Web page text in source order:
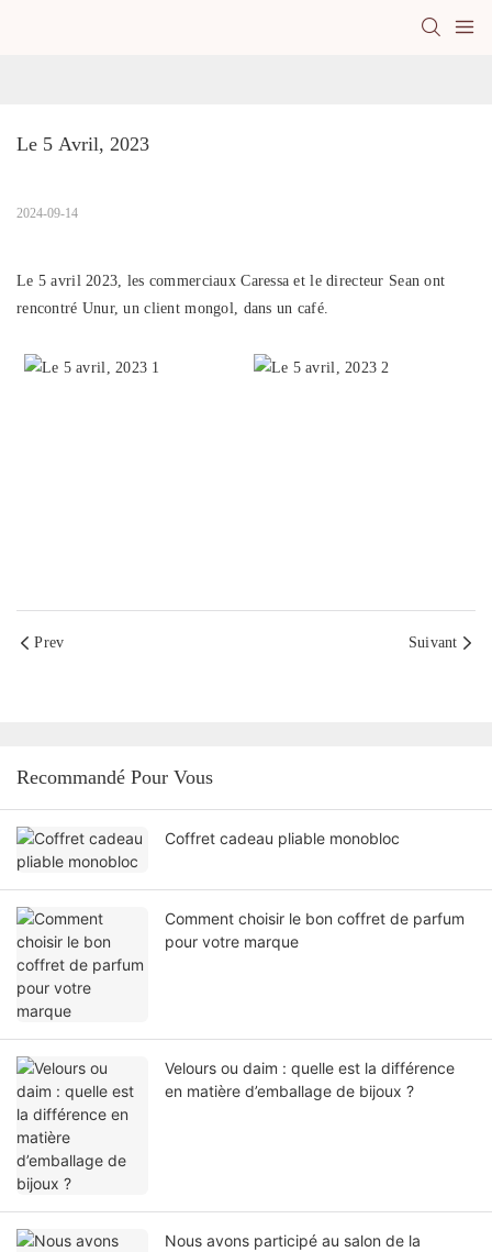
Le 5 Avril, 2023
2024-09-14
Le 5 avril 2023, les commerciaux Caressa et le directeur Sean ont
rencontré Unur, un client mongol, dans un café.
Prev Suivant
Recommandé Pour Vous
Coffret cadeau pliable monobloc
Comment choisir le bon coffret de parfum
pour votre marque
Velours ou daim : quelle est la différence
en matière d’emballage de bijoux ?
Nous avons participé au salon de la